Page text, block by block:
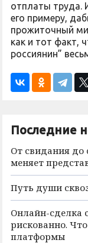
отплаты труда.
его примеру,
прожиточный
как и тот факт,
россиянин”
Последние
От свидания до
меняет
Путь души
Онлайн-сделка
рискованно.
платформы